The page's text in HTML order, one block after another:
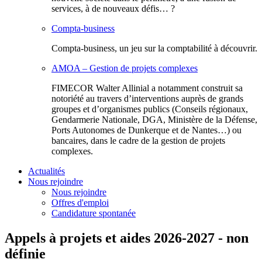
services, à de nouveaux défis… ?
Compta-business
Compta-business, un jeu sur la comptabilité à découvrir.
AMOA – Gestion de projets complexes
FIMECOR Walter Allinial a notamment construit sa
notoriété au travers d’interventions auprès de grands
groupes et d’organismes publics (Conseils régionaux,
Gendarmerie Nationale, DGA, Ministère de la Défense,
Ports Autonomes de Dunkerque et de Nantes…) ou
bancaires, dans le cadre de la gestion de projets
complexes.
Actualités
Nous rejoindre
Nous rejoindre
Offres d'emploi
Candidature spontanée
Appels à projets et aides 2026-2027 - non
définie